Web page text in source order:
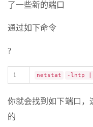
了一些新的端口
通过如下命令
?
1 netstat -lntp |
你就会找到如下端口，
的